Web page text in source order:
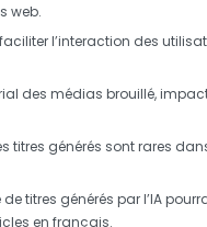
web.
faciliter l’interaction des
des médias brouillé,
titres générés sontrares
titres générés par l’IA
en français.